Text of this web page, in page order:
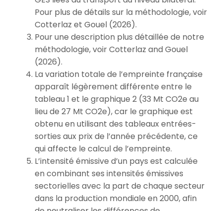
Pour plus de détails sur la méthodologie, voir
Cotterlaz et Gouel (2026).
Pour une description plus détaillée de notre
méthodologie, voir Cotterlaz and Gouel
(2026).
La variation totale de l’empreinte française
apparaît légèrement différente entre le
tableau 1 et le graphique 2 (33 Mt CO2e au
lieu de 27 Mt CO2e), car le graphique est
obtenu en utilisant des tableaux entrées-
sorties aux prix de l’année précédente, ce
qui affecte le calcul de l’empreinte.
L’intensité émissive d’un pays est calculée
en combinant ses intensités émissives
sectorielles avec la part de chaque secteur
dans la production mondiale en 2000, afin